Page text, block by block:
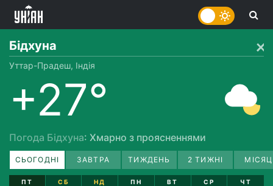
Бідхуна
Уттар-Прадеш, Індія
+27°
Погода Бідхуна: Хмарно з проясненнями
СЬОГОДНІ ЗАВТРА ТИЖДЕНЬ 2 ТИЖНІ
ПТ
СБ
НД
ПН
ВТ
СР
ЧТ